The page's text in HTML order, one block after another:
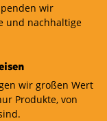
wir
und nachhaltige
wir großen Wert
Produkte, von